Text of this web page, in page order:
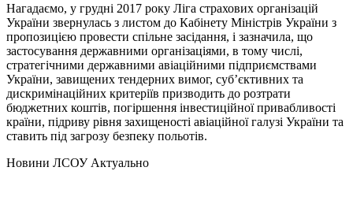
Нагадаємо, у грудні 2017 року Ліга страхових організацій
України звернулась з листом до Кабінету Міністрів України з
пропозицією провести спільне засідання, і зазначила, що
застосування державними організаціями, в тому числі,
стратегічними державними авіаційними підприємствами
України, завищених тендерних вимог, суб’єктивних та
дискримінаційних критеріїв призводить до розтрати
бюджетних коштів, погіршення інвестиційної привабливості
країни, підриву рівня захищеності авіаційної галузі України та
ставить під загрозу безпеку польотів.
Hовини ЛСОУ Актуально